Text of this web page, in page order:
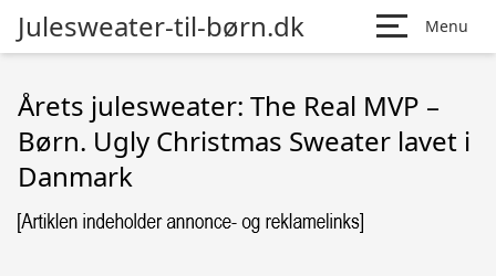
Julesweater-til-børn.dk Menu
Årets julesweater: The Real MVP –
Børn. Ugly Christmas Sweater lavet i
Danmark